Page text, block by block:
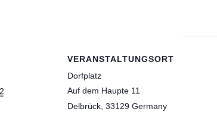
VERANSTALTUNGSORT
Dorfplatz
Auf dem Haupte 11
Delbrück 33129 Germany